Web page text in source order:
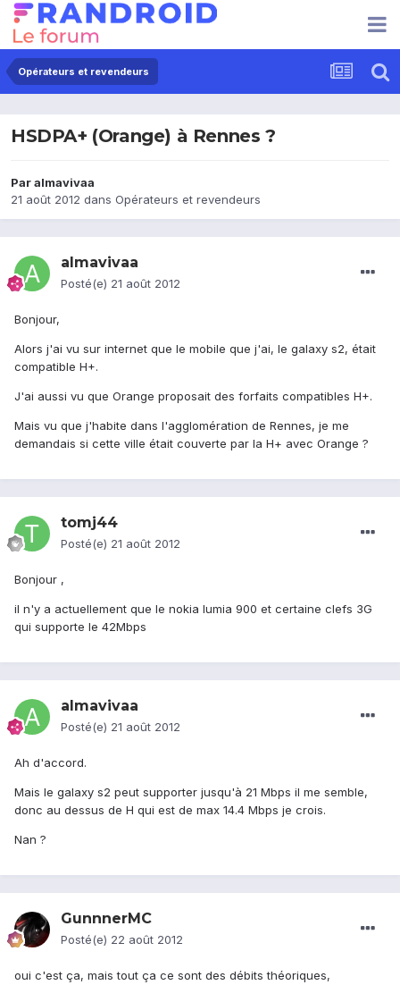
Opérateurs et revendeurs
HSDPA+ (Orange) à Rennes ?
Paralmavivaa
21 août 2012 dans Opérateurs et revendeurs
almavivaa
Posté(e) 21 août 2012
Bonjour,
Alors j'ai vu sur internet que le mobile que j'ai, le galaxy s2, était
compatible H+.
J'ai aussi vu que Orange proposait des forfaits compatibles H+.
Mais vu que j'habite dans l'agglomération de Rennes, je me
demandais si cette ville était couverte par la H+ avec Orange ?
tomj44
Posté(e) 21 août 2012
Bonjour ,
il n'y a actuellement que le nokia lumia 900 et certaine clefs 3G
qui supporte le 42Mbps
almavivaa
Posté(e) 21 août 2012
Ah d'accord.
Mais le galaxy s2 peut supporter jusqu'à 21 Mbps il me semble,
donc au dessus de H qui est de max 14.4 Mbps je crois.
Nan ?
GunnnerMC
Posté(e) 22 août 2012
oui c'est ça, mais tout ça ce sont des débits théoriques,